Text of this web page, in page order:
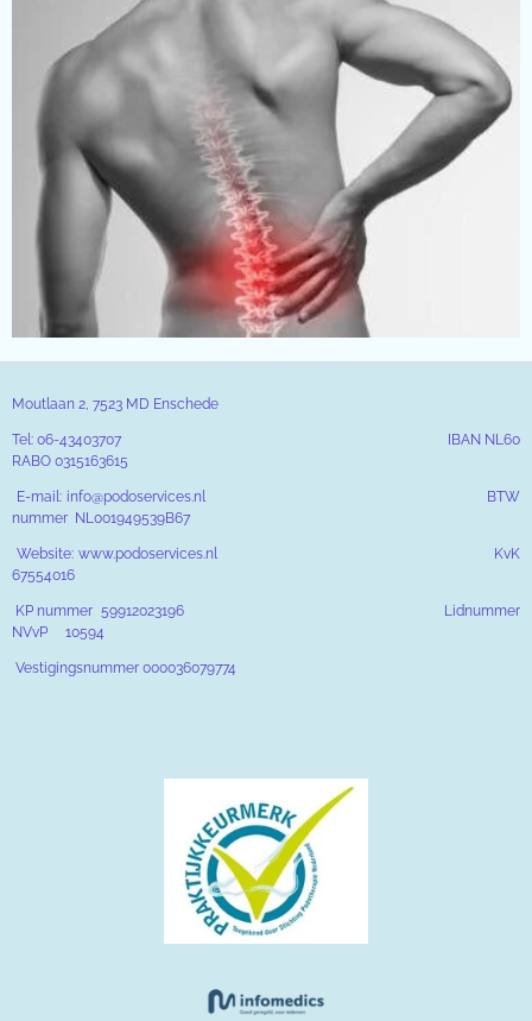
Moutlaan 2, 7523 MD Enschede
Tel: 06-43403707 IBAN NL60
RABO 0315163615
E-mail: info@podoservices.nl BTW
nummer NL001949539B67
Website: www.podoservices.nl KvK
67554016
KP nummer 59912023196 Lidnummer
NVvP 10594
Vestigingsnummer 000036079774